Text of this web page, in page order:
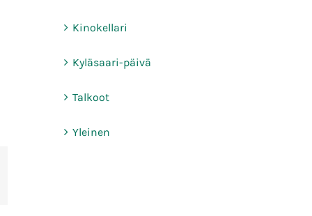
Kinokellari
Kyläsaari-päivä
Talkoot
Yleinen